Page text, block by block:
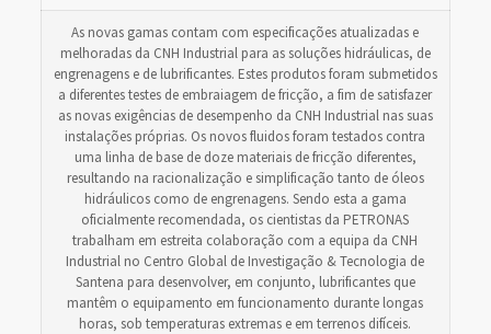
As novas gamas contam com especificações atualizadas e
melhoradas da CNH Industrial para as soluções hidráulicas, de
engrenagens e de lubrificantes. Estes produtos foram submetidos
a diferentes testes de embraiagem de fricção, a fim de satisfazer
as novas exigências de desempenho da CNH Industrial nas suas
instalações próprias. Os novos fluidos foram testados contra
uma linha de base de doze materiais de fricção diferentes,
resultando na racionalização e simplificação tanto de óleos
hidráulicos como de engrenagens. Sendo esta a gama
oficialmente recomendada, os cientistas da PETRONAS
trabalham em estreita colaboração com a equipa da CNH
Industrial no Centro Global de Investigação & Tecnologia de
Santena para desenvolver, em conjunto, lubrificantes que
mantêm o equipamento em funcionamento durante longas
horas, sob temperaturas extremas e em terrenos difíceis.